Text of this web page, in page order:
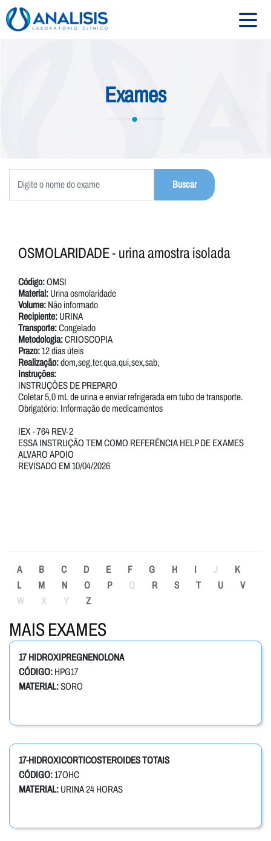
CONVÊNIOS
UNIDADES
Siga-nos:
Exames
OSMOLARIDADE - urina amostra isolada
Código:OMSI
Material: Urina osmolaridade
Volume: Não informado
Recipiente: URINA
Transporte:Congelado
Metodologia:CRIOSCOPIA
Prazo:12 dias úteis
Realização:dom,seg,ter,qua,qui,sex,sab,
Instruções:
INSTRUÇÕES DE PREPARO
Coletar 5,0 mL de urina e enviar refrigerada em tubo de transporte.
Obrigatório: Informação de medicamentos
IEX - 764 REV-2
ESSA INSTRUÇÃO TEM COMO REFERÊNCIA HELP DE EXAMES
ALVARO APOIO
REVISADO EM 10/04/2026
A B C D E F G H I J
K
L
M N O P Q R S T U
V
W
X Y Z
MAIS EXAMES
17 HIDROXIPREGNENOLONA
CÓDIGO: HPG17
MATERIAL:SORO
17-HIDROXICORTICOSTEROIDES TOTAIS
CÓDIGO:17OHC
MATERIAL: URINA 24 HORAS